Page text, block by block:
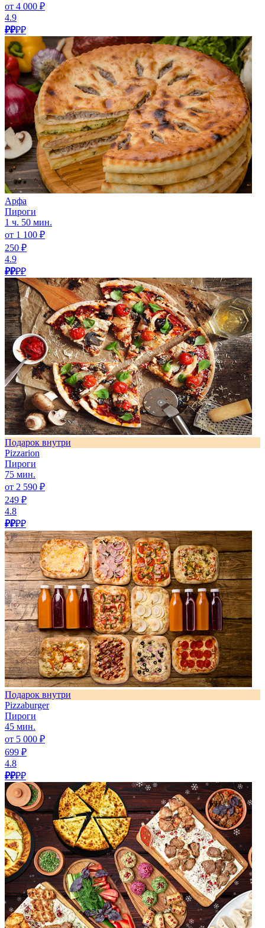
от 4 000 ₽
4.9
₽₽₽₽
Арфа
Пироги
1 ч. 50 мин.
от 1 100 ₽
250 ₽
4.9
₽₽₽₽
Подарок внутри
Pizzarion
Пироги
75 мин.
от 2 590 ₽
249 ₽
4.8
₽₽₽₽
Подарок внутри
Pizzaburger
Пироги
45 мин.
от 5 000 ₽
699 ₽
4.8
₽₽₽₽